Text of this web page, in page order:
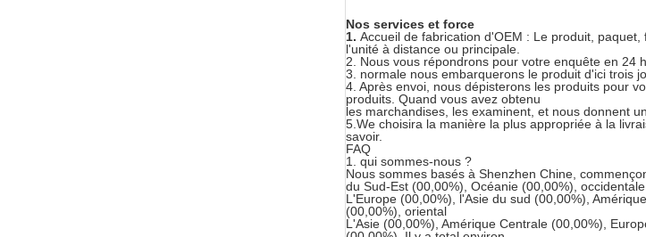
Nos services et force
1. Accueil de fabrication d'OEM : Le produit,
l'unité à distance ou principale.
2. Nous vous répondrons pour votre enquête en 24
3. normale nous embarquerons le produit d'ici trois
4. Après envoi, nous dépisterons les produits pour
produits. Quand vous avez obtenu
les marchandises, les examinent, et nous donnent
5.We choisira la manière la plus appropriée à la
savoir.
FAQ
1. qui sommes-nous ?
Nous sommes basés à Shenzhen Chine,
du Sud-Est (00,00%), Océanie (00,00%), occidentale
L'Europe (00,00%), l'Asie du sud (00,00%),
(00,00%), oriental
L'Asie (00,00%), Amérique Centrale (00,00%),